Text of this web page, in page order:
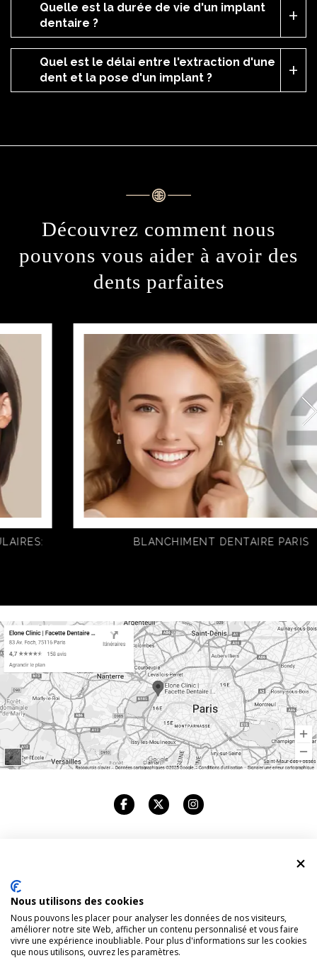
Quelle est la durée de vie d'un implant
dentaire ?
Quel est le délai entre l'extraction d'une
dent et la pose d'un implant ?
Découvrez comment nous
pouvons vous aider à avoir des
dents parfaites
BLANCHIMENT DENTAIRE PARIS
83, AVENUE FOCH. 75116 PARIS
TÉL : +33 1 42 96 94 94
Nous utilisons des cookies
Nous pouvons les placer pour analyser les données de nos visiteurs,
améliorer notre site Web, afficher un contenu personnalisé et vous faire
vivre une expérience inoubliable. Pour plus d'informations sur les cookies
que nous utilisons, ouvrez les paramètres.